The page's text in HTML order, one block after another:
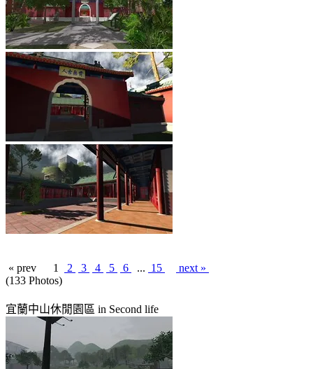
« prev 1 2 3 4 5 6 ... 15
next »
(133 Photos)
宜蘭中山休閒園區 in Second life